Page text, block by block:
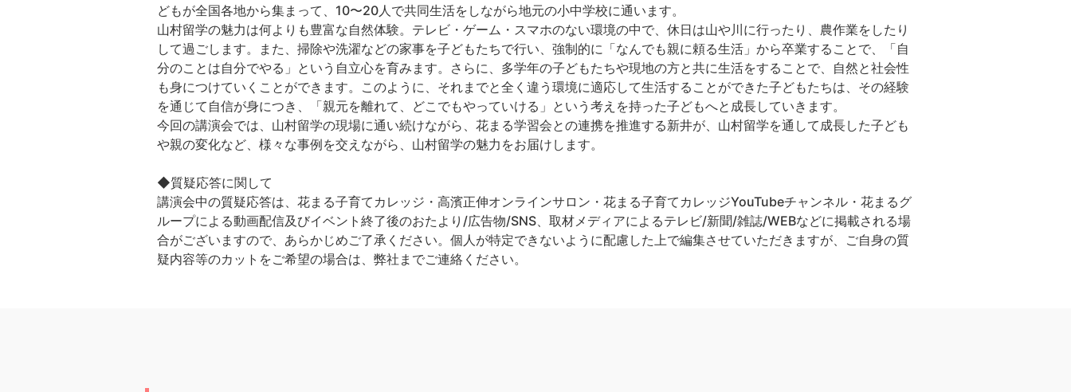
どもが全国各地から集まって、10〜20人で共同生活をしながら地元の小中学校に通います。
山村留学の魅力は何よりも豊富な自然体験。テレビ・ゲーム・スマホのない環境の中で、休日は山や川に行ったり、農作業をしたり
して過ごします。また、掃除や洗濯などの家事を子どもたちで行い、強制的に「なんでも親に頼る生活」から卒業することで、「自
分のことは自分でやる」という自立心を育みます。️さらに、多学年の子どもたちや現地の方と共に生活をすることで、自然と社会性
も身につけていくことができます。このように、それまでと全く違う環境に適応して生活することができた子どもたちは、その経験
を通じて自信が身につき、「親元を離れて、どこでもやっていける」という考えを持った子どもへと成長していきます。
今回の講演会では、山村留学の現場に通い続けながら、花まる学習会との連携を推進する新井が、山村留学を通して成長した子ども
や親の変化など、様々な事例を交えながら、山村留学の魅力をお届けします。
◆質疑応答に関して
講演会中の質疑応答は、花まる子育てカレッジ・高濱正伸オンラインサロン・花まる子育てカレッジYouTubeチャンネル・花まるグ
ループによる動画配信及びイベント終了後のおたより/広告物/SNS、取材メディアによるテレビ/新聞/雑誌/WEBなどに掲載される場
合がございますので、あらかじめご了承ください。個人が特定できないように配慮した上で編集させていただきますが、ご自身の質
疑内容等のカットをご希望の場合は、弊社までご連絡ください。